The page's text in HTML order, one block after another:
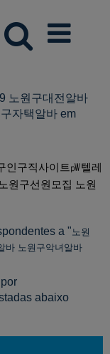
노원구대전알바
자택알바 em
인구직사이트㎺텔레
원구선원모집 노원
a "노원
바 노원구악녀알바
abaixo